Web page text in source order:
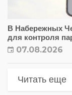
В Набережных
для контроля
07.08.2026
Читать еще